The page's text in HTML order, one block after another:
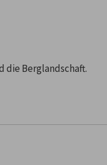
die Berglandschaft.